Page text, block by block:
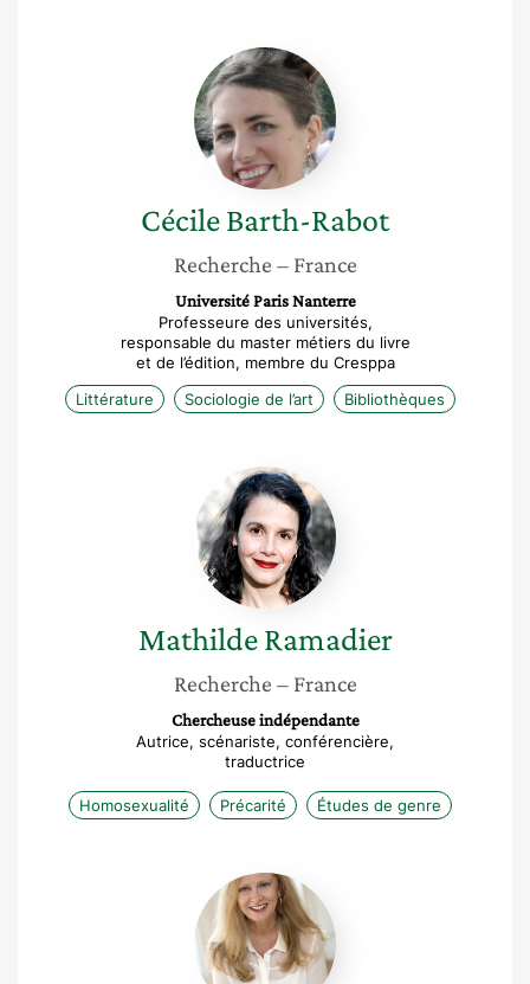
Cécile
Barth-
Rabot
CécileBarth-Rabot
Recherche – France
Université Paris Nanterre
Professeure des universités,
responsable du master métiers du livre
et de l’édition, membre du Cresppa
Littérature
Sociologie de l’art Bibliothèques
Mathilde
Ramadier
Mathilde Ramadier
Recherche – France
Chercheuse indépendante
Autrice, scénariste, conférencière,
traductrice
Homosexualité Précarité Études de genre
Florence
Batisse-
Pichet